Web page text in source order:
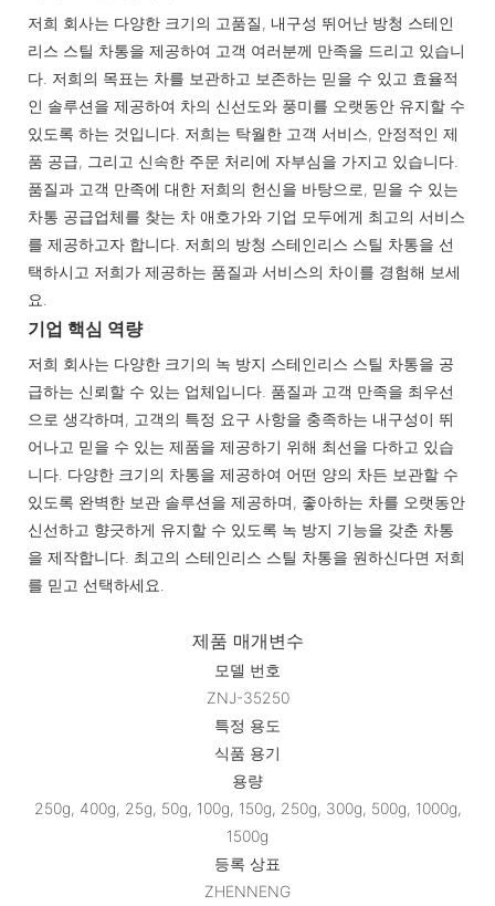
저희 회사는 다양한 크기의 고품질, 내구성 뛰어난 방청 스테인
리스 스틸 차통을 제공하여 고객 여러분께 만족을 드리고 있습니
다. 저희의 목표는 차를 보관하고 보존하는 믿을 수 있고 효율적
인 솔루션을 제공하여 차의 신선도와 풍미를 오랫동안 유지할 수
있도록 하는 것입니다. 저희는 탁월한 고객 서비스, 안정적인 제
품 공급, 그리고 신속한 주문 처리에 자부심을 가지고 있습니다.
품질과 고객 만족에 대한 저희의 헌신을 바탕으로, 믿을 수 있는
차통 공급업체를 찾는 차 애호가와 기업 모두에게 최고의 서비스
를 제공하고자 합니다. 저희의 방청 스테인리스 스틸 차통을 선
택하시고 저희가 제공하는 품질과 서비스의 차이를 경험해 보세
요.
기업 핵심 역량
저희 회사는 다양한 크기의 녹 방지 스테인리스 스틸 차통을 공
급하는 신뢰할 수 있는 업체입니다. 품질과 고객 만족을 최우선
으로 생각하며, 고객의 특정 요구 사항을 충족하는 내구성이 뛰
어나고 믿을 수 있는 제품을 제공하기 위해 최선을 다하고 있습
니다. 다양한 크기의 차통을 제공하여 어떤 양의 차든 보관할 수
있도록 완벽한 보관 솔루션을 제공하며, 좋아하는 차를 오랫동안
신선하고 향긋하게 유지할 수 있도록 녹 방지 기능을 갖춘 차통
을 제작합니다. 최고의 스테인리스 스틸 차통을 원하신다면 저희
를 믿고 선택하세요.
제품 매개변수
모델 번호
ZNJ-35250
특정 용도
식품 용기
용량
250g, 400g, 25g, 50g, 100g, 150g, 250g, 300g, 500g, 1000g,
1500g
등록 상표
ZHENNENG